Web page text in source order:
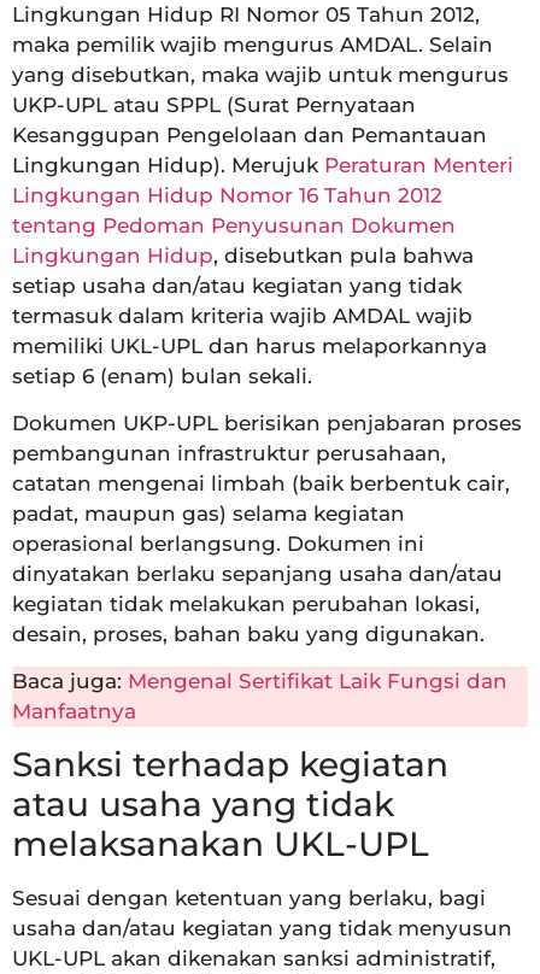
Lingkungan Hidup RI Nomor 05 Tahun 2012,
maka pemilik wajib mengurus AMDAL. Selain
yang disebutkan, maka wajib untuk mengurus
UKP-UPL atau SPPL (Surat Pernyataan
Kesanggupan Pengelolaan dan Pemantauan
Lingkungan Hidup). Merujuk Peraturan Menteri
Lingkungan Hidup Nomor 16 Tahun 2012
tentang Pedoman Penyusunan Dokumen
Lingkungan Hidup, disebutkan pula bahwa
setiap usaha dan/atau kegiatan yang tidak
termasuk dalam kriteria wajib AMDAL wajib
memiliki UKL-UPL dan harus melaporkannya
setiap 6 (enam) bulan sekali.
Dokumen UKP-UPL berisikan penjabaran proses
pembangunan infrastruktur perusahaan,
catatan mengenai limbah (baik berbentuk cair,
padat, maupun gas) selama kegiatan
operasional berlangsung. Dokumen ini
dinyatakan berlaku sepanjang usaha dan/atau
kegiatan tidak melakukan perubahan lokasi,
desain, proses, bahan baku yang digunakan.
Baca juga: Mengenal Sertifikat Laik Fungsi dan
Manfaatnya
Sanksi terhadap kegiatan
atau usaha yang tidak
melaksanakan UKL-UPL
Sesuai dengan ketentuan yang berlaku, bagi
usaha dan/atau kegiatan yang tidak menyusun
UKL-UPL akan dikenakan sanksi administratif,